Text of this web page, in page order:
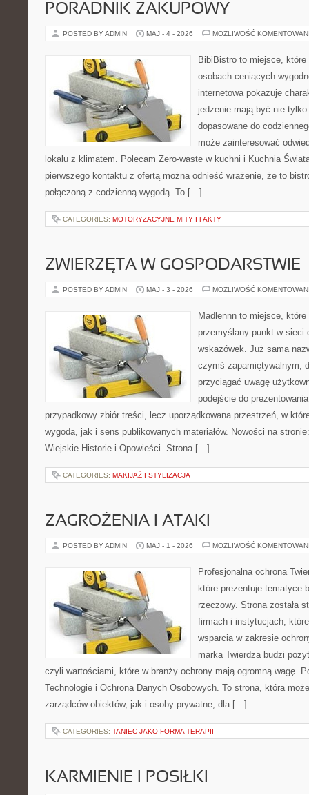
PORADNIK ZAKUPOWY
POSTED BY ADMIN MAJ - 4 - 2026 MOŻLIWOŚĆ
BibiBistro to miejsce, które
osobach ceniących
internetowa pokazuje
jedzenie mają być nie
dopasowane do
może zainteresować
lokalu z klimatem. Polecam Zero-waste w kuchni i Kuchnia
pierwszego kontaktu z ofertą można odnieść wrażenie, że to
połączoną z codzienną wygodą. To […]
CATEGORIES: MOTORYZACYJNE MITY I FAKTY
ZWIERZĘTA W GOSPODARSTWIE
POSTED BY ADMIN MAJ - 3 - 2026 MOŻLIWOŚĆ
Madlennn to miejsce,
przemyślany punkt w sieci
wskazówek. Już sama
czymś zapamiętywalnym,
przyciągać uwagę
podejście do
przypadkowy zbiór treści, lecz uporządkowana przestrzeń, w
wygoda, jak i sens publikowanych materiałów. Nowości na
Wiejskie Historie i Opowieści. Strona […]
CATEGORIES: MAKIJAŻ I STYLIZACJA
ZAGROŻENIA I ATAKI
POSTED BY ADMIN MAJ - 1 - 2026 MOŻLIWOŚĆ
Profesjonalna ochrona
które prezentuje tematyce
rzeczowy. Strona została
firmach i instytucjach,
wsparcia w zakresie
marka Twierdza budzi
czyli wartościami, które w branży ochrony mają ogromną wagę.
Technologie i Ochrona Danych Osobowych. To strona, która
zarządców obiektów, jak i osoby prywatne, dla […]
CATEGORIES: TANIEC JAKO FORMA TERAPII
KARMIENIE I POSIŁKI